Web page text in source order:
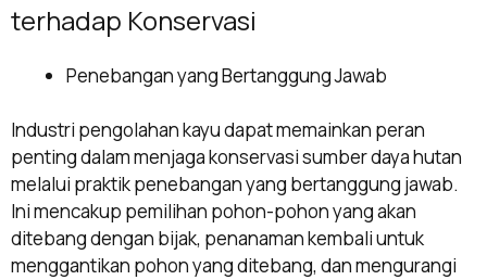
terhadap Konservasi
Penebangan yang Bertanggung Jawab
Industri pengolahan kayu dapat memainkan peran
penting dalam menjaga konservasi sumber daya hutan
melalui praktik penebangan yang bertanggung jawab.
Ini mencakup pemilihan pohon-pohon yang akan
ditebang dengan bijak, penanaman kembali untuk
menggantikan pohon yang ditebang, dan mengurangi